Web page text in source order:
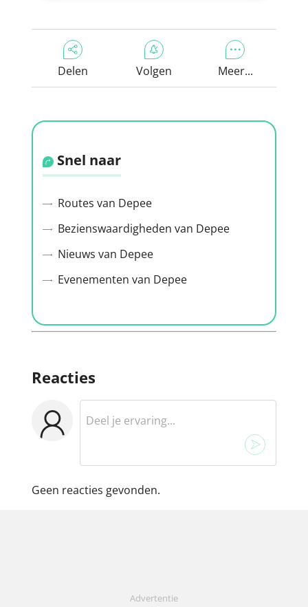
Delen Volgen Meer...
Snel naar
Routes van Depee
Bezienswaardigheden van Depee
Nieuws van Depee
Evenementen van Depee
Reacties
Geen reacties gevonden.
Advertentie